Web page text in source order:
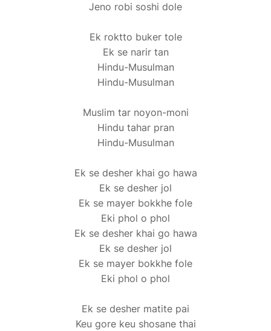
Jeno robi soshi dole
Ek roktto buker tole
Ek se narir tan
Hindu-Musulman
Hindu-Musulman
Muslim tar noyon-moni
Hindu tahar pran
Hindu-Musulman
Ek se desher khai go hawa
Ek se desher jol
Ek se mayer bokkhe fole
Eki phol o phol
Ek se desher khai go hawa
Ek se desher jol
Ek se mayer bokkhe fole
Eki phol o phol
Ek se desher matite pai
Keu gore keu shosane thai